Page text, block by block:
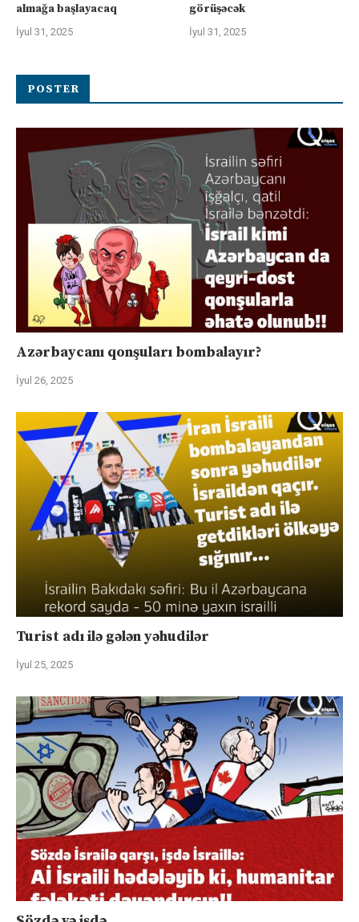
almağa başlayacaq
İyul 31, 2025
görüşəcək
İyul 31, 2025
POSTER
Azərbaycanı qonşuları bombalayır?
İyul 26, 2025
Turist adı ilə gələn yəhudilər
İyul 25, 2025